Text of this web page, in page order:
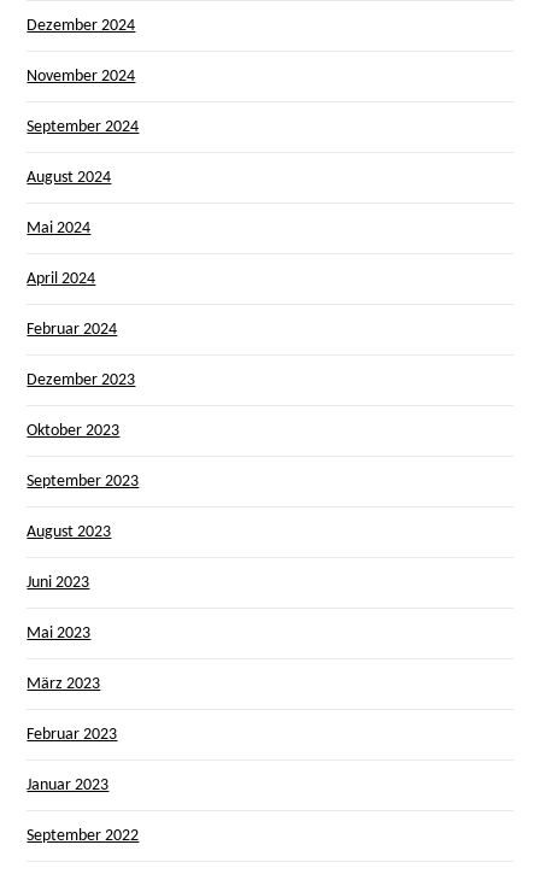
Dezember 2024
November 2024
September 2024
August 2024
Mai 2024
April 2024
Februar 2024
Dezember 2023
Oktober 2023
September 2023
August 2023
Juni 2023
Mai 2023
März 2023
Februar 2023
Januar 2023
September 2022